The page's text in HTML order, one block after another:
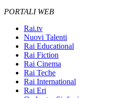
PORTALI WEB
Rai.tv
Nuovi Talenti
Rai Educational
Rai Fiction
Rai Cinema
Rai Teche
Rai International
Rai Eri